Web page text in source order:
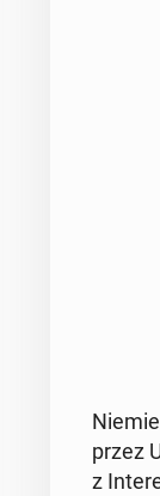
przez
z